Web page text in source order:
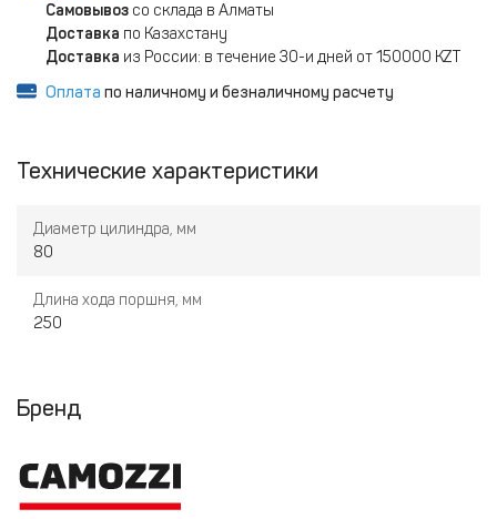
Самовывоз со склада в Алматы
Доставка по Казахстану
Доставка из России: в течение 30-и дней от 150000 KZT
Оплата по наличному и безналичному расчету
Технические характеристики
Диаметр цилиндра, мм
80
Длина хода поршня, мм
250
Бренд